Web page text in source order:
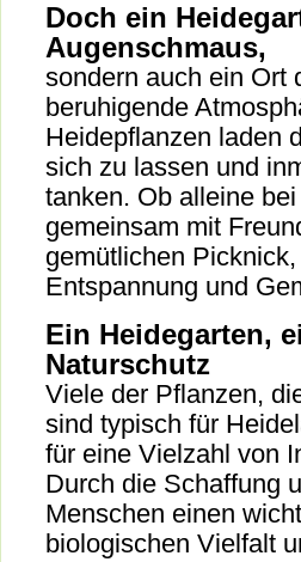
Doch ein
Augenschmaus,
sondern auch ein Ort
beruhigende
Heidepflanzen laden
sich zu lassen und
tanken. Ob alleine
gemeinsam mit
gemütlichen
Entspannung und
Ein Heidegarten,
Naturschutz
Viele der Pflanzen,
sind typisch für
für eine Vielzahl von
Durch die Schaffung
Menschen einen
biologischen Vielfalt